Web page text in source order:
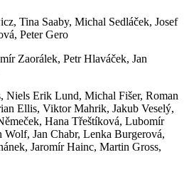
Tina Saaby, Michal Sedláček, Josef
Peter Gero
Zaorálek, Petr Hlaváček, Jan
Niels Erik Lund, Michal Fišer, Roman
Ellis, Viktor Mahrik, Jakub Veselý,
Hana Třeštíková, Lubomír
Wolf, Jan Chabr, Lenka Burgerová,
Jaromír Hainc, Martin Gross,